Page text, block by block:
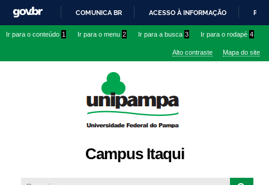
conteúdo
IR
O
COMUNICA BR ACESSO À INFORMAÇÃO
Ir para o conteúdo 1 Ir para o menu 2 Ir para a busca 3 Ir para o rodapé 4
Alto contraste Mapa do site
Campus Itaqui